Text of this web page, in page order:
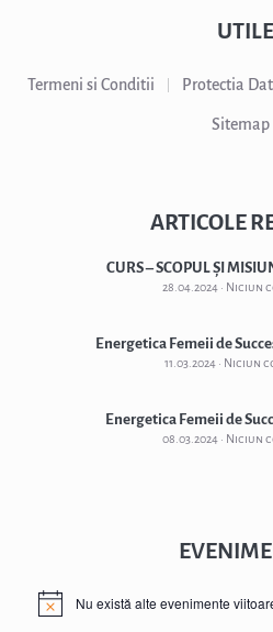
UTILE
Termeni si Conditii Protectia
Sitemap
Nu există alte evenimente
ARTICOLE
CURS – SCOPUL ȘI
28.04.2024 Niciun
Energetica Femeii de
11.03.2024 Niciun
Energetica Femeii de
08.03.2024 Niciun